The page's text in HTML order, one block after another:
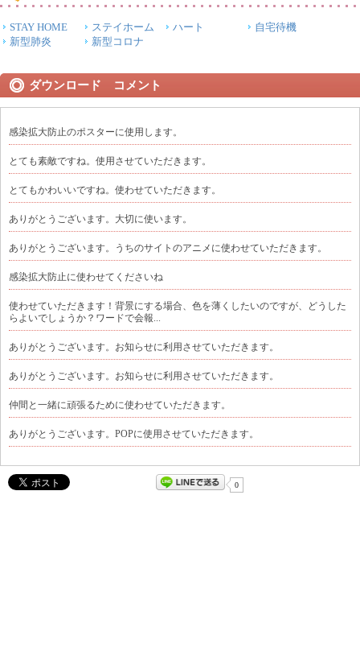
STAY HOME ステイホーム ハート
自宅待機
新型肺炎
新型コロナ
ダウンロード コメント
感染拡大防止のポスターに使用します。
とても素敵ですね。使用させていただきます。
とてもかわいいですね。使わせていただきます。
ありがとうございます。大切に使います。
ありがとうございます。うちのサイトのアニメに使わせていただきます。
感染拡大防止に使わせてくださいね
使わせていただきます！背景にする場合、色を薄くしたいのですが、どうした
らよいでしょうか？ワードで会報...
ありがとうございます。お知らせに利用させていただきます。
ありがとうございます。お知らせに利用させていただきます。
仲間と一緒に頑張るために使わせていただきます。
ありがとうございます。POPに使用させていただきます。
0